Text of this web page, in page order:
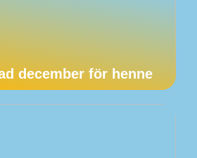
december för henne